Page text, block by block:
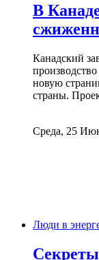
В
Канадский
новую
страны.
Среда, 25
Люди в